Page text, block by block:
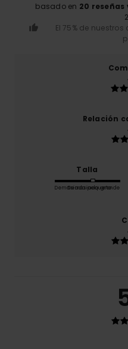
basado en 20
El 75% de
Relación
Talla
Demasiado pequeño
Demasiado grande